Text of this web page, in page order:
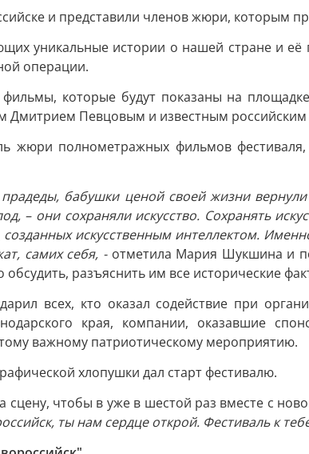
и представили членов жюри, которым
уникальные истории о нашей стране и её
операции.
которые будут показаны на
Дмитрием Певцовым и известным
жюри полнометражных фильмов
бабушки ценой своей жизни
– они сохраняли искусство. Сохранять
искусственным интеллектом.
самих себя, -отметила Мария Шукшина и
разъяснить им все исторические
всех, кто оказал содействие при
края, компании, оказавшие
важному патриотическому мероприятию.
хлопушки дал старт фестивалю.
чтобы в уже в шестой раз вместе с
ты нам сердце открой. Фестиваль к